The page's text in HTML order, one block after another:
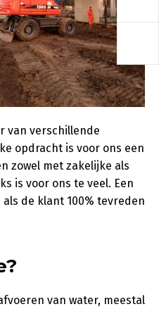
van verschillende
opdracht is voor ons een
zowel met zakelijke als
is voor ons te veel. Een
de klant 100% tevreden
van water, meestal